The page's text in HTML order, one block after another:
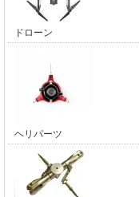
ドローン
ヘリパーツ